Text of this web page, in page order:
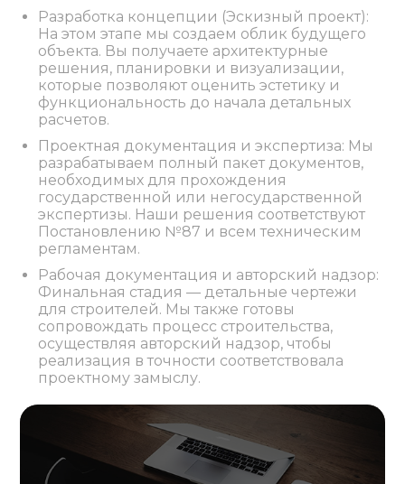
Разработка концепции (Эскизный проект):
На этом этапе мы создаем облик будущего
объекта. Вы получаете архитектурные
решения, планировки и визуализации,
которые позволяют оценить эстетику и
функциональность до начала детальных
расчетов.
Проектная документация и экспертиза: Мы
разрабатываем полный пакет документов,
необходимых для прохождения
государственной или негосударственной
экспертизы. Наши решения соответствуют
Постановлению №87 и всем техническим
регламентам.
Рабочая документация и авторский надзор:
Финальная стадия — детальные чертежи
для строителей. Мы также готовы
сопровождать процесс строительства,
осуществляя авторский надзор, чтобы
реализация в точности соответствовала
проектному замыслу.